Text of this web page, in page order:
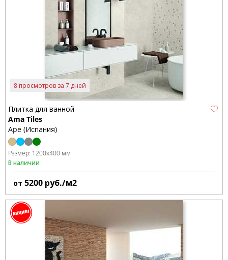
8 просмотров за 7 дней
Плитка для ванной
Ama Tiles
Ape (Испания)
Размер: 1200x400 мм
В наличии
от 5200 руб./м2